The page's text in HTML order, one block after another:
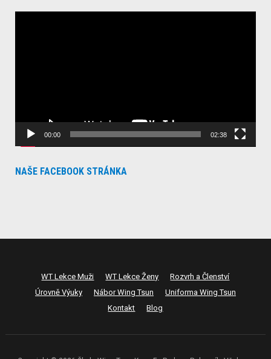
00:00 02:38
NAŠE FACEBOOK STRÁNKA
WT Lekce Muži WT Lekce Ženy
Rozvrh a Členství
Úrovně Výuky
Nábor Wing Tsun
Uniforma Wing Tsun
Kontakt
Blog